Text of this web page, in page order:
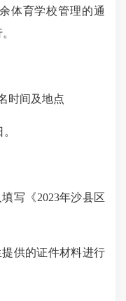
体育学校管理的通
时间及地点
写《2023年沙县区
供的证件材料进行